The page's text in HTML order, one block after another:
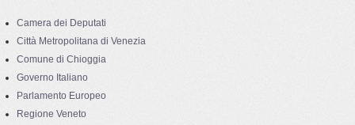
Camera dei Deputati
Città Metropolitana di Venezia
Comune di Chioggia
Governo Italiano
Parlamento Europeo
Regione Veneto